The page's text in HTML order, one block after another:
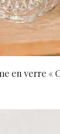
en verre «